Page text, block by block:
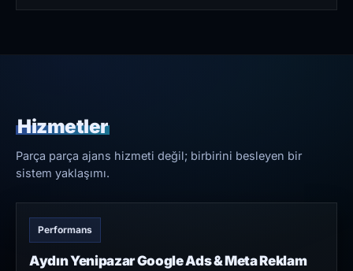
Hizmetler
Parça parça ajans hizmeti değil; birbirini besleyen bir
sistem yaklaşımı.
Performans
Aydın Yenipazar Google Ads & Meta Reklam